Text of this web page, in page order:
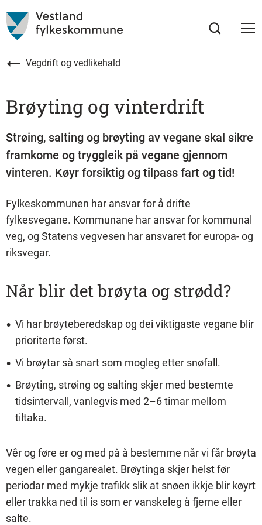
Vegdrift og vedlikehald
Brøyting og vinterdrift
Strøing, salting og brøyting av vegane skal sikre
framkome og tryggleik på vegane gjennom
vinteren. Køyr forsiktig og tilpass fart og tid!
Fylkeskommunen har ansvar for å drifte
fylkesvegane. Kommunane har ansvar for kommunal
veg, og Statens vegvesen har ansvaret for europa- og
riksvegar.
Når blir det brøyta og strødd?
Vi har brøyteberedskap og dei viktigaste vegane blir
prioriterte først.
Vi brøytar så snart som mogleg etter snøfall.
Brøyting, strøing og salting skjer med bestemte
tidsintervall, vanlegvis med 2–6 timar mellom
tiltaka.
Vêrog føre er og med på å bestemme når vi får brøyta
vegen eller gangarealet. Brøytinga skjer helst før
periodar med mykje trafikk slik at snøen ikkje blir køyrt
eller trakka ned til is som er vanskeleg å fjerne eller
salte.